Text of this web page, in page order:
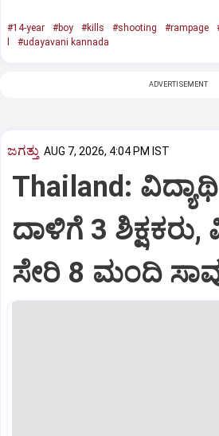
#14-year #boy #kills #shooting #rampage
#udayavani kannada
ADVERTISEMENT
ಜಗತ್ತು AUG 7, 2026, 4:04 PM IST
Thailand:
ದಾಳಿಗೆ 3 ಶಿಕ್ಷಕರು,
ಸೇರಿ 8 ಮಂದಿ